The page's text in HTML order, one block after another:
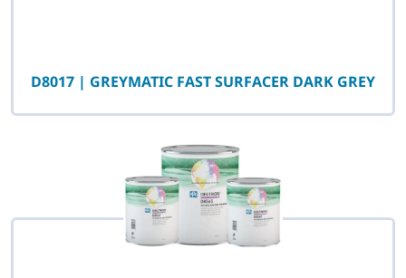
D8017 | GREYMATIC FAST SURFACER DARK GREY